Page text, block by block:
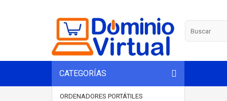
CATEGORÍAS
ORDENADORES PORTÁTILES